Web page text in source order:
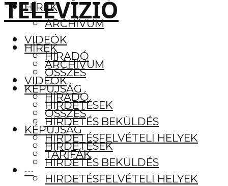
HÍREK
ARCHÍVUM
VIDEÓK
HÍRADÓ
ÖSSZES
KÉPÚJSÁG
HIRDETÉSEK
HIRDETÉS BEKÜLDÉS
HIRDETÉSFELVÉTELI HELYEK
TARIFÁK
···
HÍREK
ARCHÍVUM
VIDEÓK
HÍRADÓ
ÖSSZES
KÉPÚJSÁG
HIRDETÉSEK
HIRDETÉS BEKÜLDÉS
HIRDETÉSFELVÉTELI HELYEK